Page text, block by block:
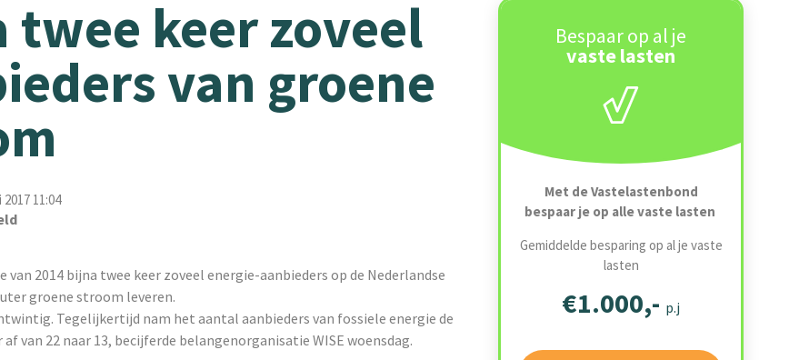
Bespaar op al je
vaste lasten
Met de Vastelastenbond
bespaar je op alle vaste lasten
Gemiddelde besparing op al je vaste
lasten
€1.000,- p.j
twee keer zoveel
van groene
11:04
van 2014 bijna twee keer zoveel energie-aanbieders op de Nederlandse
groene stroom leveren.
Tegelijkertijd nam het aantal aanbieders van fossiele energie de
van 22 naar 13, becijferde belangenorganisatie WISE woensdag.